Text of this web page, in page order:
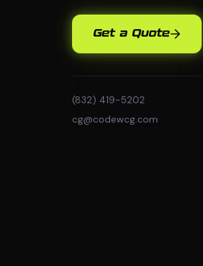
Get a Quote
(832) 419-5202
cg@codewcg.com